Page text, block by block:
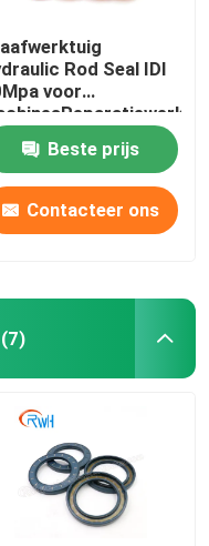
Rod Seal IDI
voor
Beste prijs
Contacteer ons
(7)